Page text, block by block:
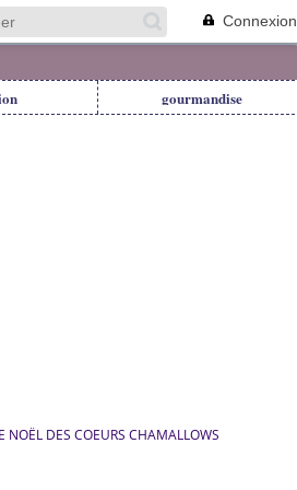
Connexion
gourmandise
NOËL DES COEURS CHAMALLOWS